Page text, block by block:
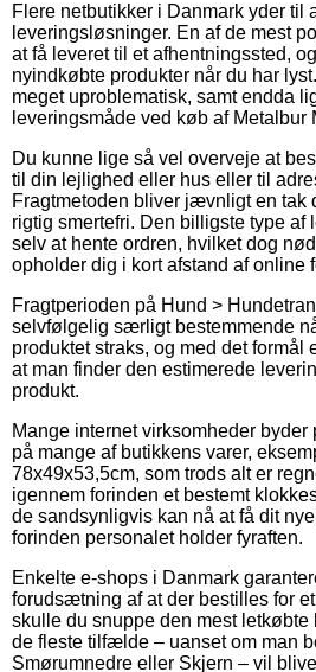
Flere netbutikker i Danmark yder til
leveringsløsninger. En af de mest
at få leveret til et afhentningssted,
nyindkøbte produkter når du har
meget uproblematisk, samt endda
leveringsmåde ved køb af Metalbur
Du kunne lige så vel overveje at
til din lejlighed eller hus eller til
Fragtmetoden bliver jævnligt en tak
rigtig smertefri. Den billigste type af
selv at hente ordren, hvilket dog
opholder dig i kort afstand af online
Fragtperioden på Hund >
selvfølgelig særligt bestemmende
produktet straks, og med det formål
at man finder den estimerede
produkt.
Mange internet virksomheder
på mange af butikkens varer,
78x49x53,5cm, som trods alt er
igennem forinden et bestemt
de sandsynligvis kan nå at få dit
forinden personalet holder fyraften.
Enkelte e-shops i Danmark
forudsætning af at der bestilles for
skulle du snuppe den mest letkøbte
de fleste tilfælde – uanset om man
Smørumnedre eller Skjern – vil